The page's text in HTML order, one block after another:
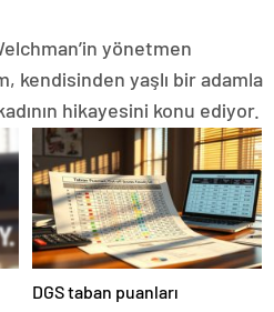
yönetmen
kendisinden yaşlı bir adamla
hikayesini konu ediyor.
DGS taban puanları